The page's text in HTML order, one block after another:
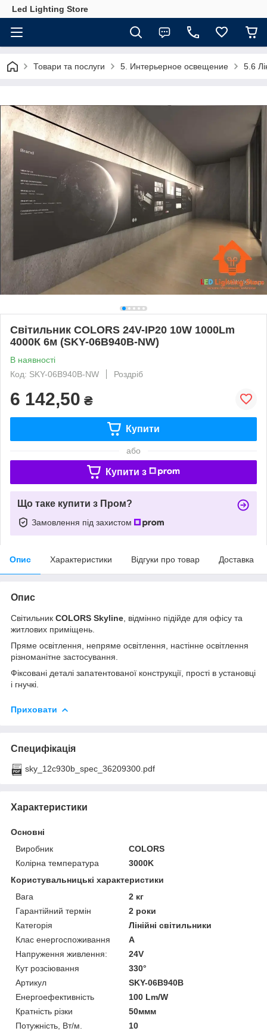
Led Lighting Store
Товари та послуги 5. Интерьерное освещение 5.6
Світильник COLORS 24V-IP20 10W 1000Lm
4000К 6м (SKY-06B940B-NW)
В наявності
Код: SKY-06B940B-NW
Роздріб
6 142,50 ₴
Купити
або
Купити з
Що таке купити з Пром?
Замовлення під захистом
Опис Характеристики Відгуки про товар Доставка
Опис
Світильник COLORS Skyline , відмінно підійде для офісу та
житлових приміщень.
Пряме освітлення, непряме освітлення, настінне освітлення
різноманітне застосування.
Фіксовані деталі запатентованої конструкції, прості в установці
і гнучкі.
Приховати
Специфікація
sky_12c930b_spec_36209300.pdf
Характеристики
Основні
Виробник
COLORS
Колірна температура
3000K
Користувальницькі характеристики
Вага
2 кг
Гарантійний термін
2 роки
Категорія
Лінійні світильники
Клас енергоспоживання
А
Напруження живлення:
24V
Кут розсіювання
330°
Артикул
SKY-06B940B
Енергоефективність
100 Lm/W
Кратність різки
50ммм
Потужність, Вт/м.
10